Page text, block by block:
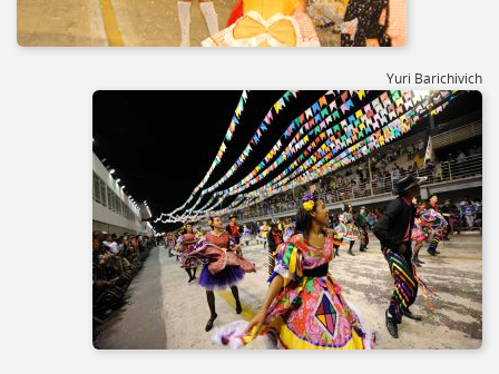
Yuri Barichivich